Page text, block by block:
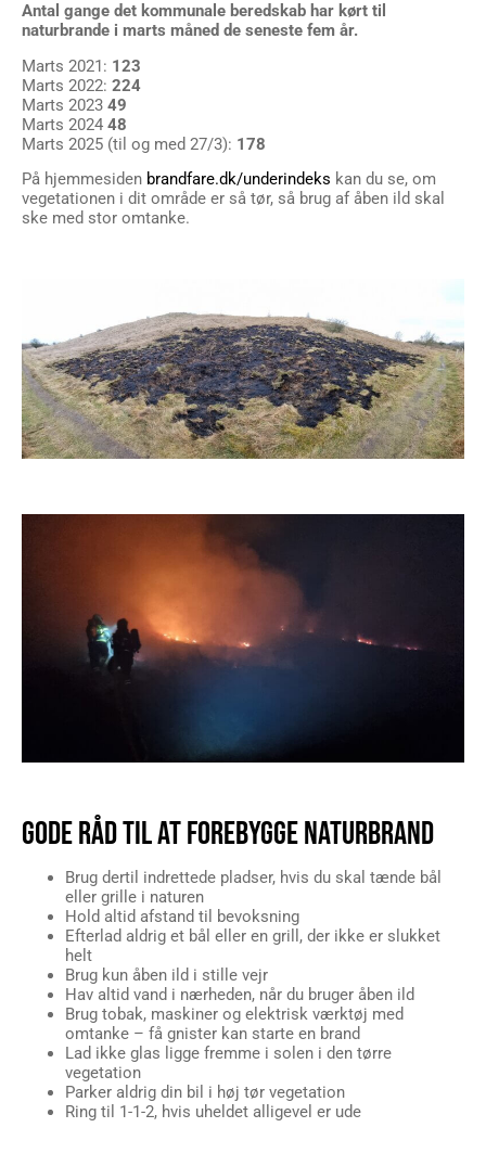
Antal gange det kommunale beredskab har kørt til
naturbrande i marts måned de seneste fem år.
Marts 2021: 123
Marts 2022: 224
Marts 2023 49
Marts 2024 48
Marts 2025 (til og med 27/3): 178
På hjemmesiden brandfare.dk/underindeks kan du se, om
vegetationen i dit område er så tør, så brug af åben ild skal
ske med stor omtanke.
GODE RÅD TIL AT FOREBYGGE NATURBRAND
Brug dertil indrettede pladser, hvis du skal tænde bål
eller grille i naturen
Hold altid afstand til bevoksning
Efterlad aldrig et bål eller en grill, der ikke er slukket
helt
Brug kun åben ild i stille vejr
Hav altid vand i nærheden, når du bruger åben ild
Brug tobak, maskiner og elektrisk værktøj med
omtanke – få gnister kan starte en brand
Lad ikke glas ligge fremme i solen i den tørre
vegetation
Parker aldrig din bil i høj tør vegetation
Ring til 1-1-2, hvis uheldet alligevel er ude